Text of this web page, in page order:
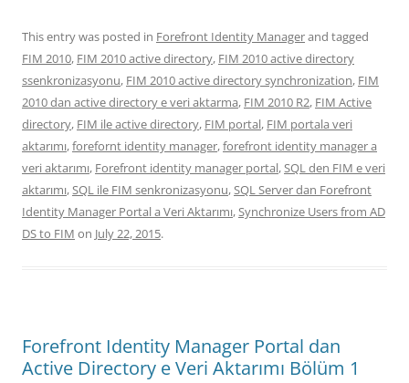
This entry was posted in Forefront Identity Managerand tagged
FIM 2010, FIM 2010 active directory, FIM 2010 active directory
ssenkronizasyonu, FIM 2010 active directory synchronization, FIM
2010 dan active directory e veri aktarma, FIM 2010 R2, FIM Active
directory, FIM ile active directory, FIM portal, FIM portala veri
aktarımı,forefornt identity manager,forefront identity manager a
veri aktarımı, Forefront identity manager portal,SQL den FIM e veri
aktarımı,SQL ile FIM senkronizasyonu,SQL Server dan Forefront
Identity Manager Portal a Veri Aktarımı,Synchronize Users from AD
DS to FIM on July 22, 2015.
Forefront Identity Manager Portal dan
Active Directory e Veri Aktarımı Bölüm 1